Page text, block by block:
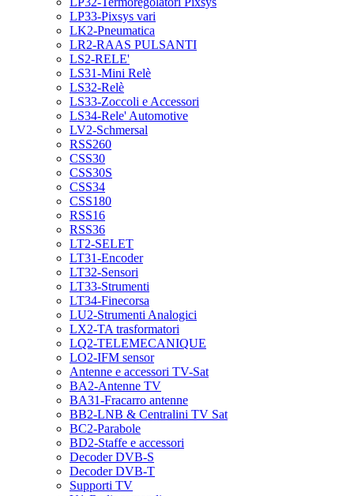
LP33-Pixsys vari
LK2-Pneumatica
LR2-RAAS PULSANTI
LS2-RELE'
LS31-Mini Relè
LS32-Relè
LS33-Zoccoli e Accessori
LS34-Rele' Automotive
LV2-Schmersal
RSS260
CSS30
CSS30S
CSS34
CSS180
RSS16
RSS36
LT2-SELET
LT31-Encoder
LT32-Sensori
LT33-Strumenti
LT34-Finecorsa
LU2-Strumenti Analogici
LX2-TA trasformatori
LQ2-TELEMECANIQUE
LO2-IFM sensor
Antenne e accessori TV-Sat
BA2-Antenne TV
BA31-Fracarro antenne
BB2-LNB & Centralini TV Sat
BC2-Parabole
BD2-Staffe e accessori
Decoder DVB-S
Decoder DVB-T
Supporti TV